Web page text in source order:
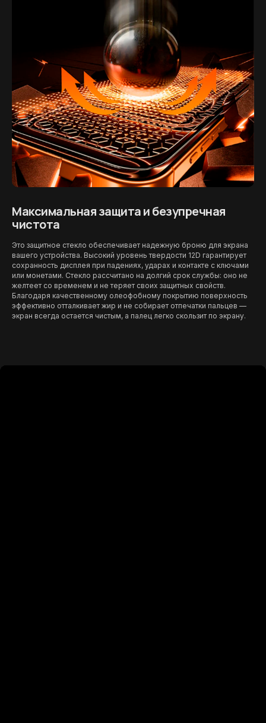
Максимальная защита и безупречная
чистота
Это защитное стекло обеспечивает надежную броню для экрана
вашего устройства. Высокий уровень твердости 12D гарантирует
сохранность дисплея при падениях, ударах и контакте с ключами
или монетами. Стекло рассчитано на долгий срок службы: оно не
желтеет со временем и не теряет своих защитных свойств.
Благодаря качественному олеофобному покрытию поверхность
эффективно отталкивает жир и не собирает отпечатки пальцев —
экран всегда остается чистым, а палец легко скользит по экрану.